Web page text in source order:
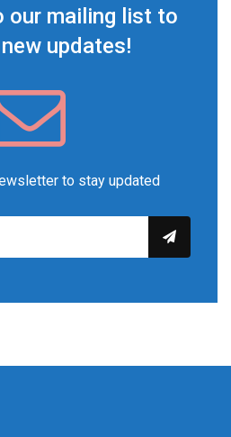
our mailing list to
updates!
to stay updated